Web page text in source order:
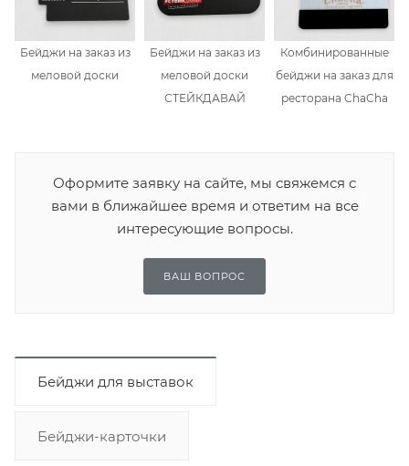
Бейджи на заказ из
меловой доски
Бейджи на заказ из
меловой доски
СТЕЙКДАВАЙ
Комбинированные
бейджи на заказ для
ресторана ChaCha
Оформите заявку на сайте, мы свяжемся с
вами в ближайшее время и ответим на все
интересующие вопросы.
ВАШ ВОПРОС
Бейджи для выставок
Бейджи-карточки